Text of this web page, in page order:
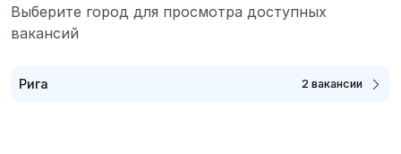
Выберите город для просмотра доступных
вакансий
Рига 2 вакансии